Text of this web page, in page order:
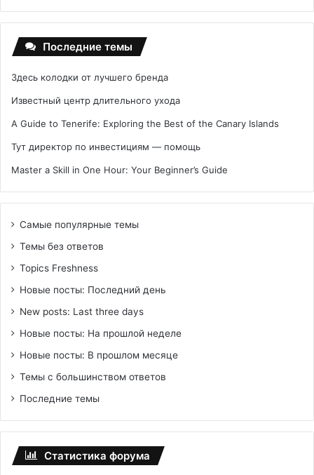
Последние темы
Здесь колодки от лучшего бренда
Известный центр длительного ухода
A Guide to Tenerife: Exploring the Best of the Canary Islands
Тут директор по инвестициям — помощь
Master a Skill in One Hour: Your Beginner’s Guide
Самые популярные темы
Темы без ответов
Topics Freshness
Новые посты: Последний день
New posts: Last three days
Новые посты: На прошлой неделе
Новые посты: В прошлом месяце
Темы с большинством ответов
Последние темы
Статистика форума